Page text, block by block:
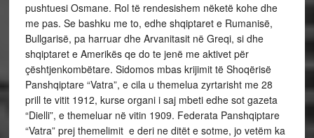
pushtuesi Osmane. Rol të rendesishem nëketë kohe dhe
me pas. Se bashku me to, edhe shqiptaret e Rumanisë,
Bullgarisë, pa harruar dhe Arvanitasit në Greqi, si dhe
shqiptaret e Amerikës qe do te jenë me aktivet për
çështjenkombëtare. Sidomos mbas krijimit të Shoqërisë
Panshqiptare “Vatra”, e cila u themelua zyrtarisht me 28
prill te vitit 1912, kurse organi i saj mbeti edhe sot gazeta
“Dielli”, e themeluar në vitin 1909. Federata Panshqiptare
“Vatra” prej themelimit e deri ne ditët e sotme, jo vetëm ka